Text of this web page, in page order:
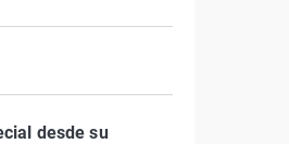
desde su